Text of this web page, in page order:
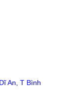
An, T Bình